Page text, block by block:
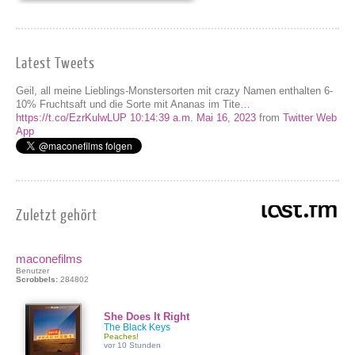
Latest Tweets
Geil, all meine Lieblings-Monstersorten mit crazy Namen enthalten 6-
10% Fruchtsaft und die Sorte mit Ananas im Tite…
https://t.co/EzrKulwLUP 10:14:39 a.m. Mai 16, 2023 from Twitter Web
App
Zuletzt gehört
maconefilms
Benutzer
Scrobbels: 284802
She Does It Right
The Black Keys
Peaches!
vor 10 Stunden